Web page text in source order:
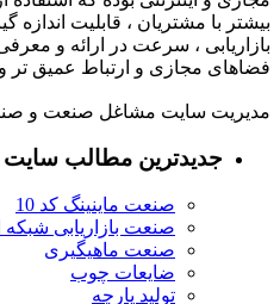
بیشتر با مشتریان ، قابلیت اندازه
بازاریابی ، سرعت در ارائه و
فضاهای مجازی و ارتباط عمیق تر
مدیریت سایت مشاغل صنعت و
جدیدترین مطالب سایت
صنعت ماینینگ کد 10
صنعت بازاریابی شبکه
صنعت ماهیگیری
ضایعات چوب
تولید پارچه